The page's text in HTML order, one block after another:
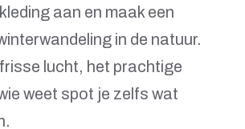
aan en maak een
in de natuur.
lucht, het prachtige
weet spot je zelfs wat